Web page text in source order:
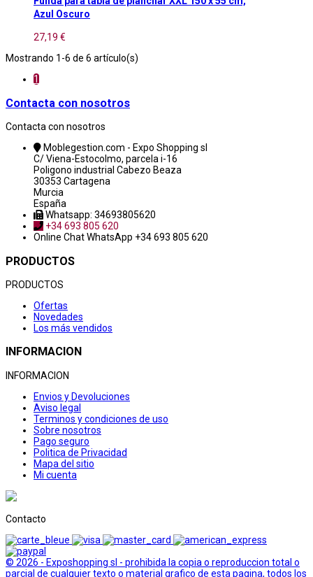
Azul Oscuro
27,19 €
Mostrando 1-6 de 6 artículo(s)
1
Contacta con nosotros
Contacta con nosotros
Moblegestion.com - Expo Shopping sl
C/ Viena-Estocolmo, parcela i-16
Poligono industrial Cabezo Beaza
30353 Cartagena
Murcia
España
Whatsapp: 34693805620
+34 693 805 620
Online ChatWhatsApp +34 693 805 620
PRODUCTOS
PRODUCTOS
Ofertas
Novedades
Los más vendidos
INFORMACION
INFORMACION
Envios y Devoluciones
Aviso legal
Terminos y condiciones de uso
Sobre nosotros
Pago seguro
Politica de Privacidad
Mapa del sitio
Mi cuenta
Contacto
© 2026 - Exposhopping sl - prohibida la copia o reproduccion total o
parcial de cualquier texto o material grafico de esta pagina, todos los